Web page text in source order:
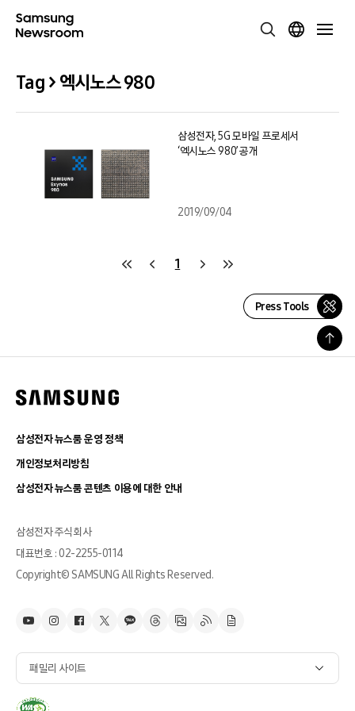
Tag > 엑시노스 980
삼성전자, 5G 모바일 프로세서
‘엑시노스 980’ 공개
2019/09/04
1
Press Tools
삼성전자 뉴스룸 운영 정책
개인정보처리방침
삼성전자 뉴스룸 콘텐츠 이용에 대한 안내
삼성전자 주식회사
대표번호 : 02-2255-0114
Copyright© SAMSUNG All Rights Reserved.
패밀리 사이트